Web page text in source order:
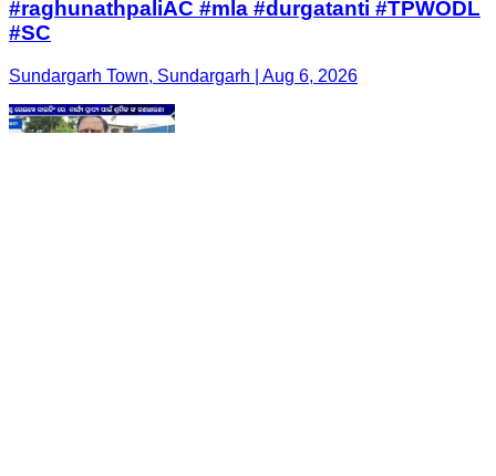
#raghunathpaliAC #mla #durgatanti #TPWODL
#SC
Sundargarh Town, Sundargarh | Aug 6, 2026